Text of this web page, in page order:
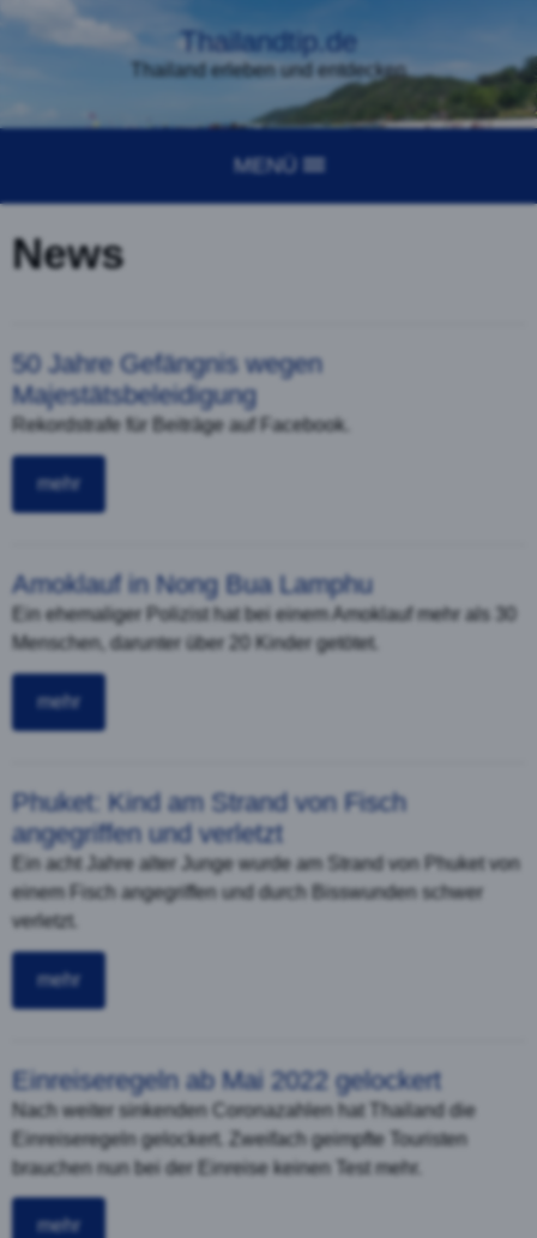
Thailandtip.de
Thailand erleben und entdecken
MENÜ
News
50 Jahre Gefängnis wegen
Majestätsbeleidigung
Rekordstrafe für Beiträge auf Facebook.
mehr
Amoklauf in Nong Bua Lamphu
Ein ehemaliger Polizist hat bei einem Amoklauf mehr als 30
Menschen, darunter über 20 Kinder getötet.
mehr
Phuket: Kind am Strand von Fisch
angegriffen und verletzt
Ein acht Jahre alter Junge wurde am Strand von Phuket von
einem Fisch angegriffen und durch Bisswunden schwer
verletzt.
mehr
Einreiseregeln ab Mai 2022 gelockert
Nach weiter sinkenden Coronazahlen hat Thailand die
Einreiseregeln gelockert. Zweifach geimpfte Touristen
brauchen nun bei der Einreise keinen Test mehr.
mehr